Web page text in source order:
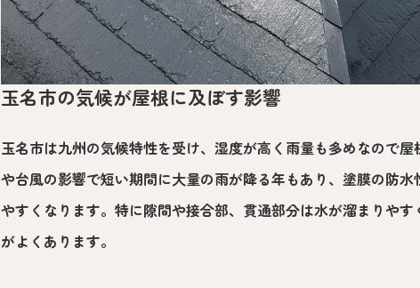
玉名市の気候が屋根に及ぼす影響
玉名市は九州の気候特性を受け、湿度が高く雨量も多めなので
や台風の影響で短い期間に大量の雨が降る年もあり、塗膜の防
やすくなります。特に隙間や接合部、貫通部分は水が溜まりや
がよくあります。